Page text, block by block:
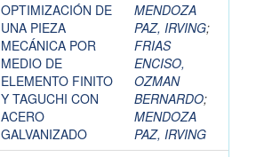
OPTIMIZACIÓN DE
UNA PIEZA
MECÁNICA POR
MEDIO DE
ELEMENTO FINITO
Y TAGUCHI CON
ACERO
GALVANIZADO
MENDOZA
PAZ, IRVING;
FRIAS
ENCISO,
OZMAN
BERNARDO;
MENDOZA
PAZ, IRVING